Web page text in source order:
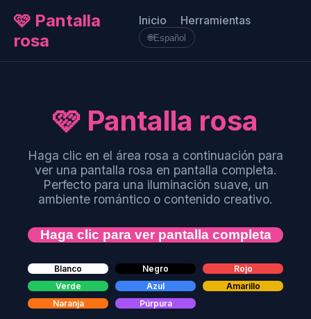
🩷 Pantalla
rosa
Inicio Herramientas
🌐Español
🩷 Pantalla rosa
Haga clic en el área rosa a continuación para
ver una pantalla rosa en pantalla completa.
Perfecto para una iluminación suave, un
ambiente romántico o contenido creativo.
Haga clic para ver pantalla completa
Blanco Negro
Rojo
Verde
Azul
Amarillo
Naranja
Púrpura